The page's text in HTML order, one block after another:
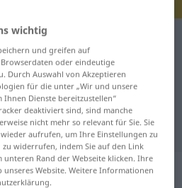
Übersetzung für
Übersetzung
wichtig
und greifen auf
oder eindeutige
Durch Auswahl von Akzeptieren
für die unter „Wir und unsere
Dienste bereitzustellen“
deaktiviert sind, sind manche
nicht mehr so relevant für Sie. Sie
aufrufen, um Ihre Einstellungen zu
widerrufen, indem Sie auf den Link
unteren Rand der Webseite klicken. Ihre
Website. Weitere Informationen